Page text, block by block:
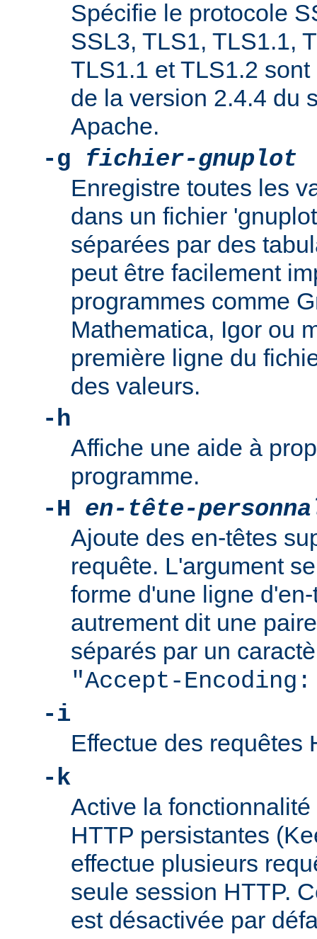
Spécifie le protocole
SSL3, TLS1, TLS1.1,
TLS1.1 et TLS1.2
de la version 2.4.4 du
Apache.
-g fichier-gnuplot
Enregistre toutes les
dans un fichier
séparées par des
peut être facilement
programmes comme
Mathematica, Igor ou
première ligne du
des valeurs.
-h
Affiche une aide à
programme.
-H en-tête-
Ajoute des en-têtes
requête. L'argument
forme d'une ligne
autrement dit une
séparés par un
"Accept-
-i
Effectue des requêtes
-k
Active la
HTTP persistantes
effectue plusieurs
seule session HTTP.
est désactivée par